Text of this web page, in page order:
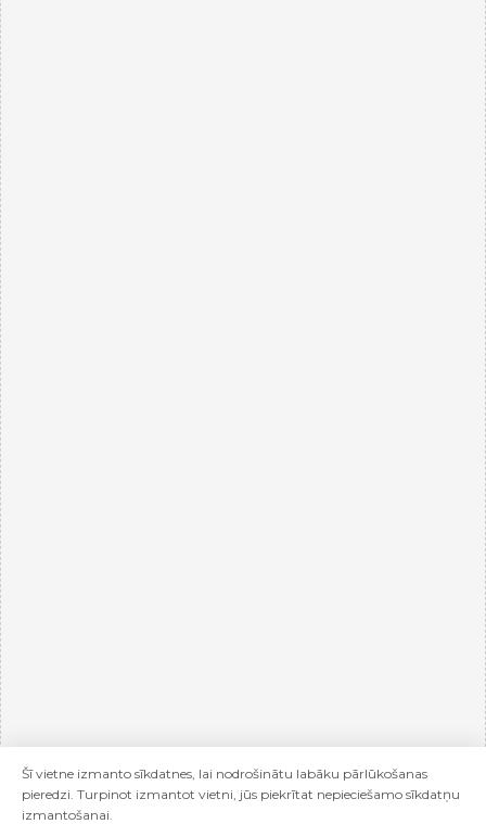
Šī vietne izmanto sīkdatnes, lai nodrošinātu labāku pārlūkošanas
pieredzi. Turpinot izmantot vietni, jūs piekrītat nepieciešamo sīkdatņu
izmantošanai.